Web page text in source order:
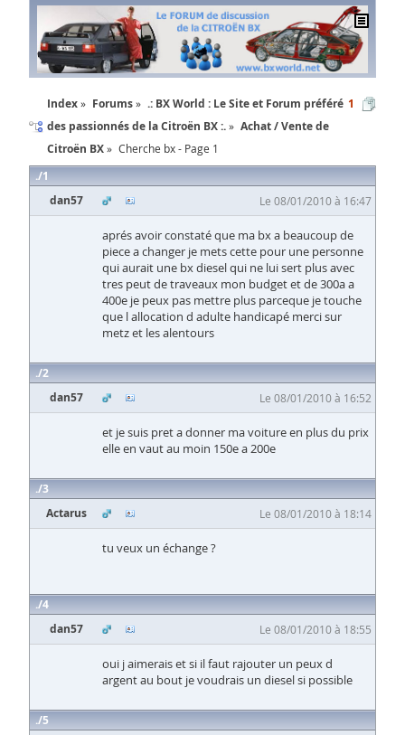
Index Forums
.: BX World : Le Site et Forum préféré
des passionnés de la Citroën BX :.
Achat / Vente de
Citroën BX
Cherche bx - Page 1
1
1
dan57
Le 08/01/2010 à 16:47
aprés avoir constaté que ma bx a beaucoup de
piece a changer je mets cette pour une personne
qui aurait une bx diesel qui ne lui sert plus avec
tres peut de traveaux mon budget et de 300a a
400e je peux pas mettre plus parceque je touche
que l allocation d adulte handicapé merci sur
metz et les alentours
2
dan57
Le 08/01/2010 à 16:52
et je suis pret a donner ma voiture en plus du prix
elle en vaut au moin 150e a 200e
3
Actarus
Le 08/01/2010 à 18:14
tu veux un échange ?
4
dan57
Le 08/01/2010 à 18:55
oui j aimerais et si il faut rajouter un peux d
argent au bout je voudrais un diesel si possible
5